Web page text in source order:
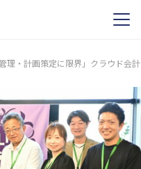
理・計画策定に限界」クラウド